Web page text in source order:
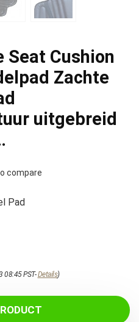
Seat Cushion
Zachte
uitgebreid
compare
Pad
08:45 PST-Details)